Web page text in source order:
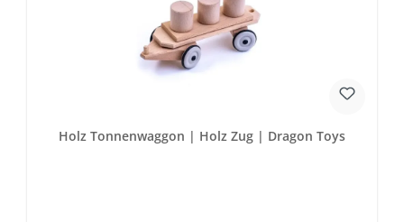
Holz Tonnenwaggon | Holz Zug | Dragon Toys